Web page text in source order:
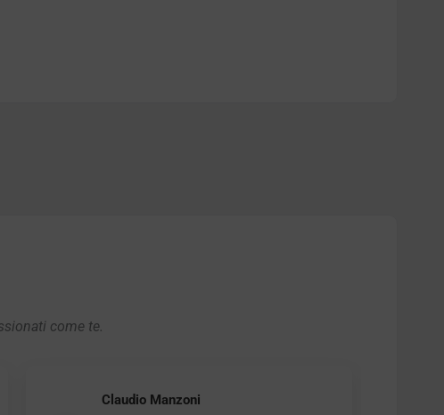
come te.
Claudio Manzoni